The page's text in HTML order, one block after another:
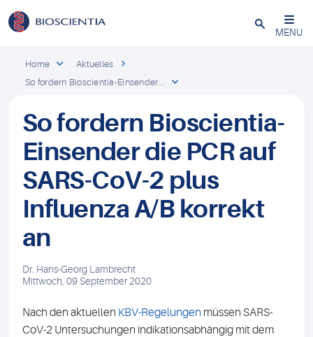
Schließen
MENU
Home
Aktuelles
So fordern Bioscientia-Einsender...
So fordern Bioscientia-
Einsender die PCR auf
SARS-CoV-2 plus
Influenza A/B korrekt
an
Dr. Hans-Georg Lambrecht
Mittwoch, 09 September 2020
Nach den aktuellen KBV-Regelungen müssen SARS-
CoV-2 Untersuchungen indikationsabhängig mit dem